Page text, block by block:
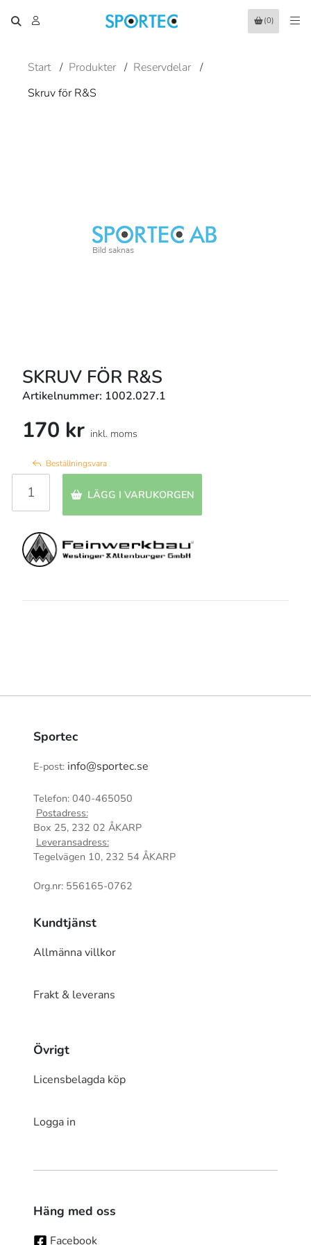
(0)
Start / Produkter / Reservdelar /
Skruv för R&S
SKRUV FÖR R&S
Artikelnummer: 1002.027.1
170 kr inkl. moms
Beställningsvara
LÄGG I VARUKORGEN
Sportec
E-post: info@sportec.se
Telefon: 040-465050
Postadress:
Box 25, 232 02 ÅKARP
Leveransadress:
Tegelvägen 10, 232 54 ÅKARP
Org.nr: 556165-0762
Kundtjänst
Allmänna villkor
Frakt & leverans
Övrigt
Licensbelagda köp
Logga in
Häng med oss
Facebook